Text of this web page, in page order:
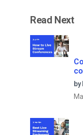
Read Next
by